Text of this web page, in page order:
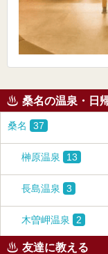
桑名の温泉・日
桑名 37
榊原温泉 13
長島温泉 3
木曽岬温泉 2
友達に教える